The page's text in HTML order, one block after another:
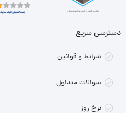
دسترسی سریع
شرایط و قوانین
سوالات متداول
نرخ روز